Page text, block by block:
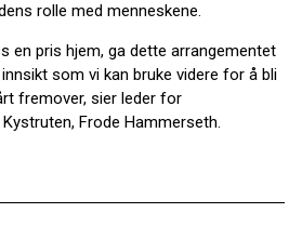
rolle med menneskene.
en pris hjem, ga dette arrangementet
som vi kan bruke videre for å bli
fremover, sier leder for
Frode Hammerseth.